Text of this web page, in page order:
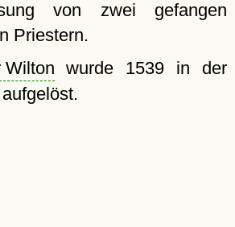
von zwei gefangen
Priestern.
Wilton wurde 1539 in der